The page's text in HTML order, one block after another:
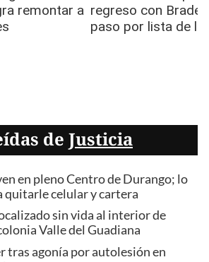
de Justicia
en pleno Centro de Durango; lo
quitarle celular y cartera
sin vida al interior de
Valle del Guadiana
tras agonía por autolesión en